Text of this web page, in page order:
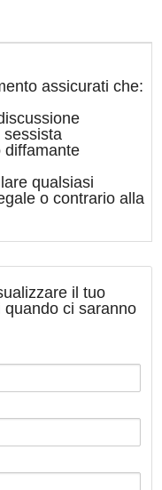
assicurati che:
sessista
diffamante
qualsiasi
o contrario alla
il tuo
ci saranno